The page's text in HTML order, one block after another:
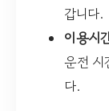
갑니다.
이용시
운전 시
다.